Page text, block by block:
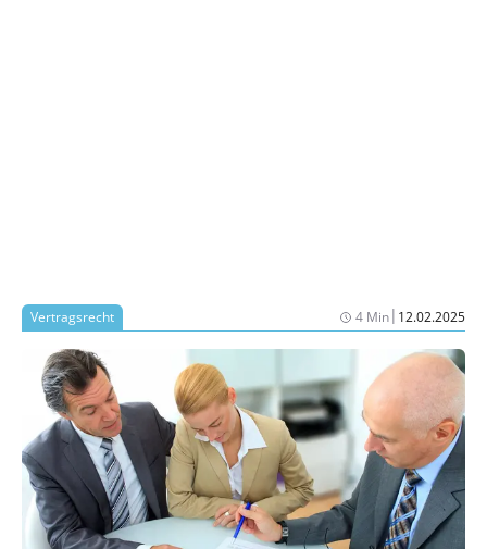
Vertragsrecht 4 Min| 12.02.2025